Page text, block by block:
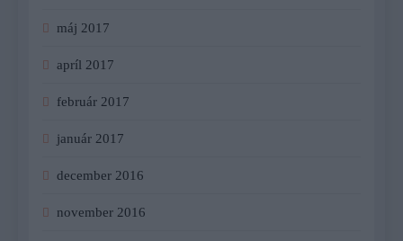
máj 2017
apríl 2017
február 2017
január 2017
december 2016
november 2016